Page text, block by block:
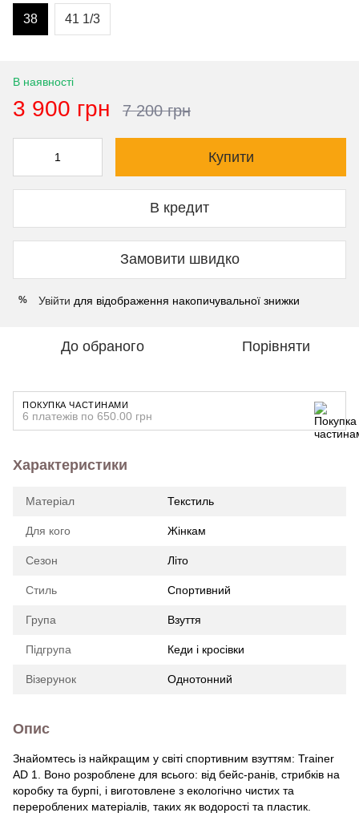
38 41 1/3
В наявності
3 900 грн 7 200 грн
Купити
В кредит
Замовити швидко
% Увійти для відображення накопичувальної знижки
До обраного Порівняти
ПОКУПКА ЧАСТИНАМИ
6 платежів по 650.00 грн
Характеристики
Матеріал Текстиль
Для кого Жінкам
Сезон Літо
Стиль Спортивний
Група Взуття
Підгрупа Кеди і кросівки
Візерунок Однотонний
Опис
Знайомтесь із найкращим у світі спортивним взуттям: Trainer
AD 1. Воно розроблене для всього: від бейс-ранів, стрибків на
коробку та бурпі, і виготовлене з екологічно чистих та
перероблених матеріалів, таких як водорості та пластик.